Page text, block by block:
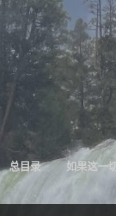
总目录 如果这一